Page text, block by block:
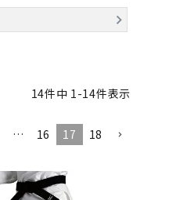
テニスウェア
キャップ・バイザー
その他アクセサリー
ハット
サンバイザー
DA MISS
14件中 1 -14件表示
… 16 17 18